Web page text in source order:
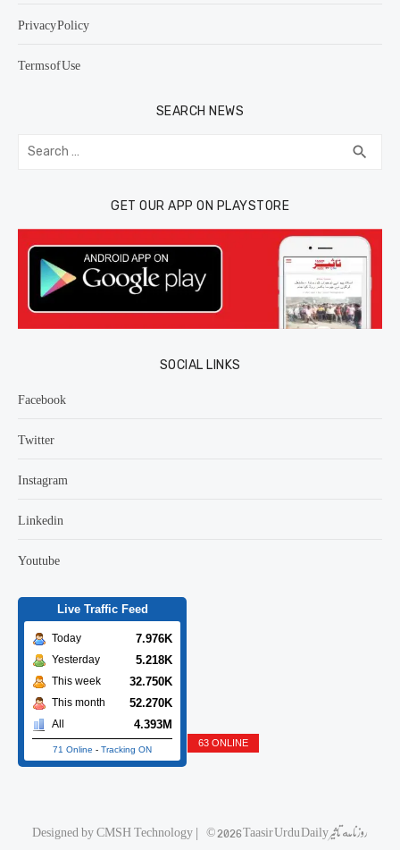
Privacy Policy
Terms of Use
SEARCH NEWS
Search
for: search
GET OUR APP ON PLAYSTORE
SOCIAL LINKS
Facebook
Twitter
Instagram
Linkedin
Youtube
Live Traffic Feed
Today 7.976K
Yesterday 5.218K
This week 32.750K
This month 52.270K
All 4.393M
71 Online - Tracking ON
63 ONLINE
Designed byCMSH Technology| © 2026 Taasir Urdu Daily روزنامه تاثیر